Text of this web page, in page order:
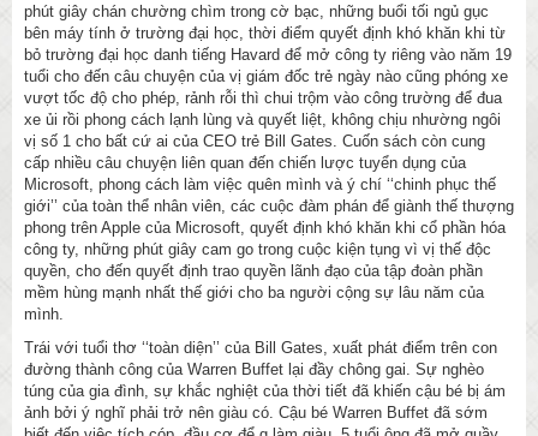
phút giây chán chường chìm trong cờ bạc, những buổi tối ngủ gục
bên máy tính ở trường đại học, thời điểm quyết định khó khăn khi từ
bỏ trường đại học danh tiếng Havard để mở công ty riêng vào năm 19
tuổi cho đến câu chuyện của vị giám đốc trẻ ngày nào cũng phóng xe
vượt tốc độ cho phép, rảnh rỗi thì chui trộm vào công trường để đua
xe ủi rồi phong cách lạnh lùng và quyết liệt, không chịu nhường ngôi
vị số 1 cho bất cứ ai của CEO trẻ Bill Gates. Cuốn sách còn cung
cấp nhiều câu chuyện liên quan đến chiến lược tuyển dụng của
Microsoft, phong cách làm việc quên mình và ý chí ‘‘chinh phục thế
giới’’ của toàn thể nhân viên, các cuộc đàm phán để giành thế thượng
phong trên Apple của Microsoft, quyết định khó khăn khi cổ phần hóa
công ty, những phút giây cam go trong cuộc kiện tụng vì vị thế độc
quyền, cho đến quyết định trao quyền lãnh đạo của tập đoàn phần
mềm hùng mạnh nhất thế giới cho ba người cộng sự lâu năm của
mình.
Trái với tuổi thơ ‘‘toàn diện’’ của Bill Gates, xuất phát điểm trên con
đường thành công của Warren Buffet lại đầy chông gai. Sự nghèo
túng của gia đình, sự khắc nghiệt của thời tiết đã khiến cậu bé bị ám
ảnh bởi ý nghĩ phải trở nên giàu có. Cậu bé Warren Buffet đã sớm